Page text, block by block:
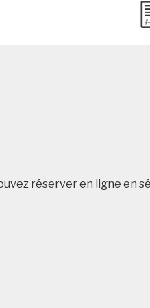
réserver en ligne en